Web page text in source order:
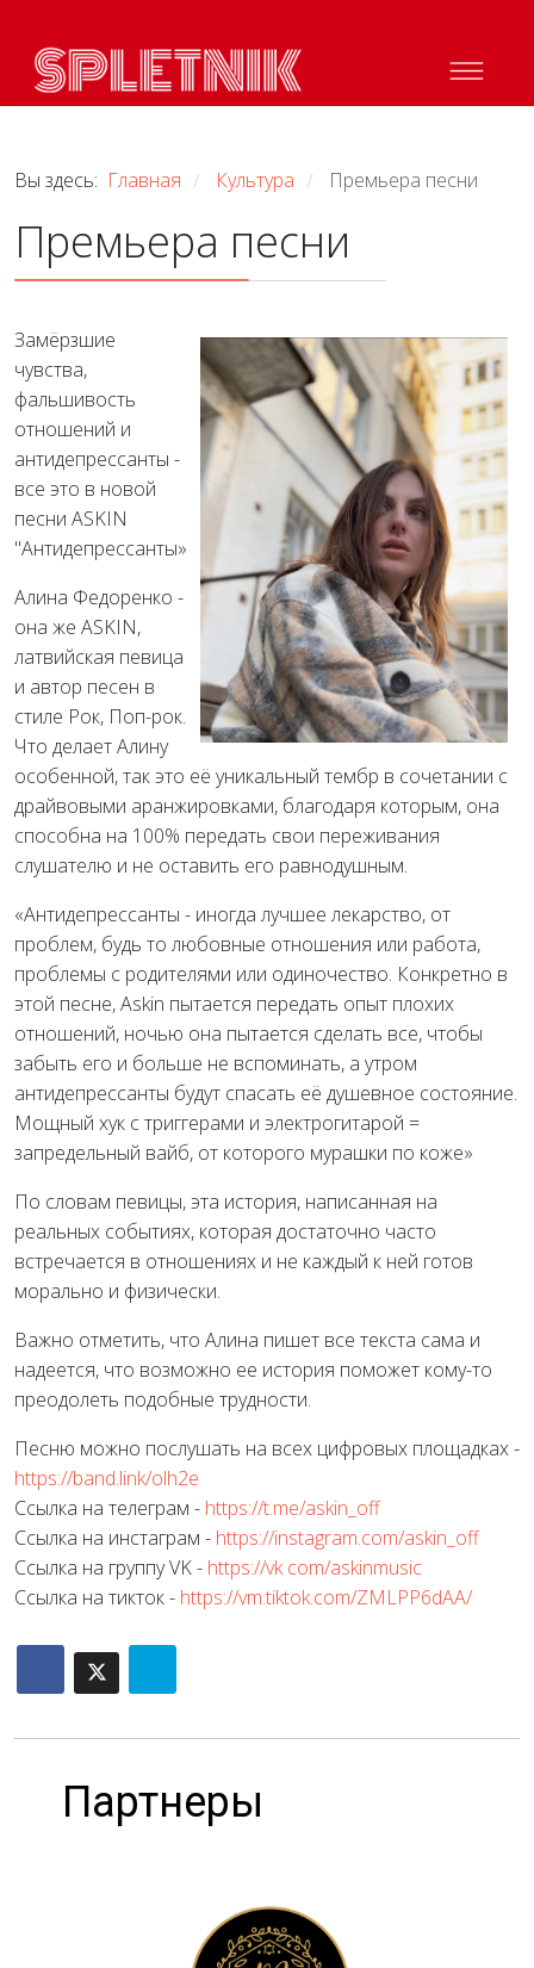
Вы здесь: Главная / Культура / Премьера песни
Премьера песни
Замёрзшие
чувства,
фальшивость
отношений и
антидепрессанты -
все это в новой
песни ASKIN
"Антидепрессанты»
Алина Федоренко -
она же ASKIN,
латвийская певица
и автор песен в
стиле Рок, Поп-рок.
Что делает Алину
особенной, так это её уникальный тембр в сочетании с
драйвовыми аранжировками, благодаря которым, она
способна на 100% передать свои переживания
слушателю и не оставить его равнодушным.
«Антидепрессанты - иногда лучшее лекарство, от
проблем, будь то любовные отношения или работа,
проблемы с родителями или одиночество. Конкретно в
этой песне, Askin пытается передать опыт плохих
отношений, ночью она пытается сделать все, чтобы
забыть его и больше не вспоминать, а утром
антидепрессанты будут спасать её душевное состояние.
Мощный хук с триггерами и электрогитарой =
запредельный вайб, от которого мурашки по коже»
По словам певицы, эта история, написанная на
реальных событиях, которая достаточно часто
встречается в отношениях и не каждый к ней готов
морально и физически.
Важно отметить, что Алина пишет все текста сама и
надеется, что возможно ее история поможет кому-то
преодолеть подобные трудности.
Песню можно послушать на всех цифровых площадках -
https://band.link/olh2e
Ссылка на телеграм - https://t.me/askin_off
Ссылка на инстаграм - https://instagram.com/askin_off
Ссылка на группу VK - https://vk com/askinmusic
Ссылка на тикток - https://vm.tiktok.com/ZMLPP6dAA/
Партнеры